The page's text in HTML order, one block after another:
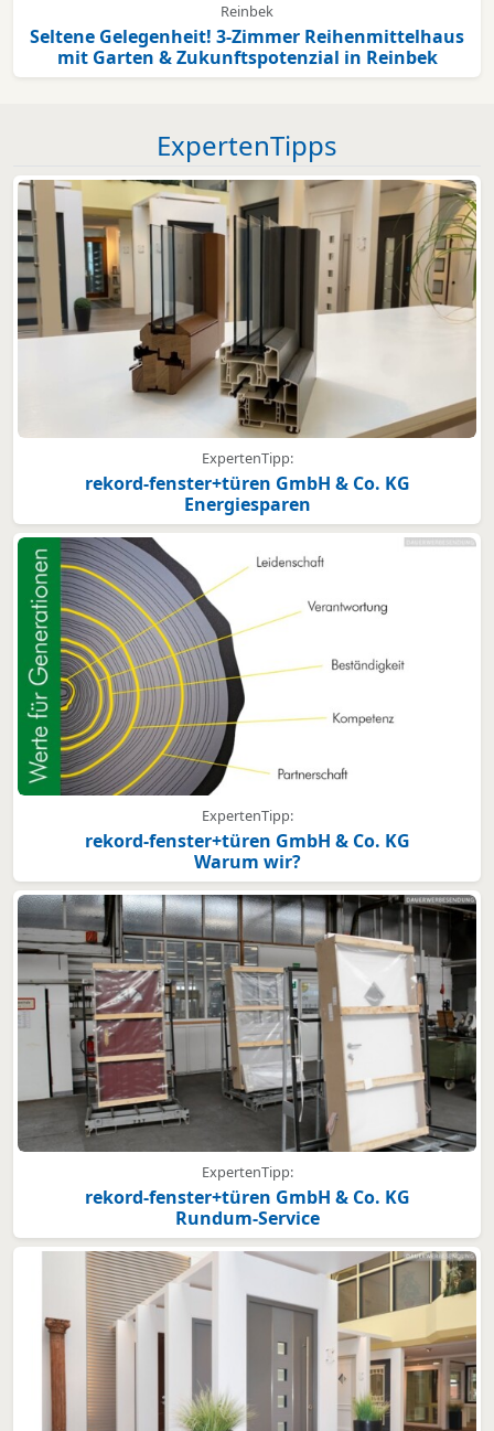
Reinbek
Seltene Gelegenheit! 3-Zimmer Reihenmittelhaus
mit Garten & Zukunftspotenzial in Reinbek
ExpertenTipps
ExpertenTipp:
rekord-fenster+türen GmbH & Co. KG
Energiesparen
ExpertenTipp:
rekord-fenster+türen GmbH & Co. KG
Warum wir?
ExpertenTipp:
rekord-fenster+türen GmbH & Co. KG
Rundum-Service